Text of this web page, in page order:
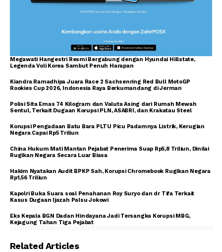
Megawati Hangestri Resmi Bergabung dengan Hyundai Hillstate,
Legenda Voli Korea Sambut Penuh Harapan
Kiandra Ramadhipa Juara Race 2 Sachsenring Red Bull MotoGP
Rookies Cup 2026, Indonesia Raya Berkumandang di Jerman
Polisi Sita Emas 74 Kilogram dan Valuta Asing dari Rumah Mewah
Sentul, Terkait Dugaan Korupsi PLN, ASABRI, dan Krakatau Steel
Korupsi Pengadaan Batu Bara PLTU Picu Padamnya Listrik, Kerugian
Negara Capai Rp5 Triliun
China Hukum Mati Mantan Pejabat Penerima Suap Rp5,8 Triliun, Dinilai
Rugikan Negara Secara Luar Biasa
Hakim Nyatakan Audit BPKP Sah, Korupsi Chromebook Rugikan Negara
Rp1,56 Triliun
Kapolri Buka Suara soal Penahanan Roy Suryo dan dr Tifa Terkait
Kasus Dugaan Ijazah Palsu Jokowi
Eks Kepala BGN Dadan Hindayana Jadi Tersangka Korupsi MBG,
Kejagung Tahan Tiga Pejabat
Related Articles